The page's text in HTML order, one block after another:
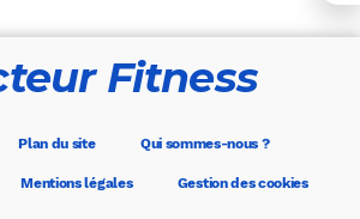
Fitness
Plan du site Qui sommes-nous ?
Mentions légales Gestion des cookies